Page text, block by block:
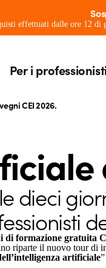
effettuati dalle ore 12 di
Per i
CEI 2026.
dieci
di formazione gratuita
riparte il nuovo tour di
artificiale”